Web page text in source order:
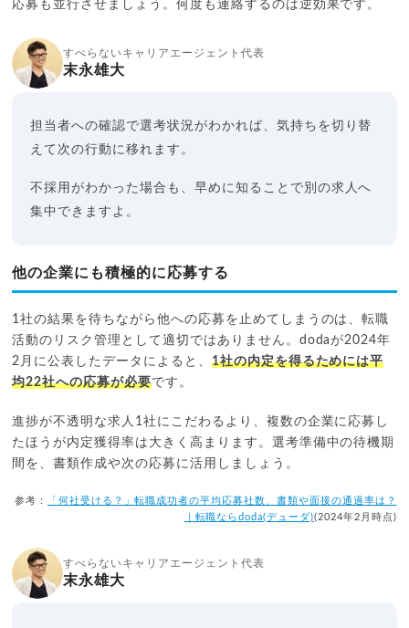
応募も並行させましょう。何度も連絡するのは逆効果です。
すべらないキャリアエージェント代表
末永雄大
担当者への確認で選考状況がわかれば、気持ちを切り替
えて次の行動に移れます。
不採用がわかった場合も、早めに知ることで別の求人へ
集中できますよ。
他の企業にも積極的に応募する
1社の結果を待ちながら他への応募を止めてしまうのは、転職
活動のリスク管理として適切ではありません。dodaが2024年
2月に公表したデータによると、 1社の内定を得るためには平
均22社への応募が必要です。
進捗が不透明な求人1社にこだわるより、複数の企業に応募し
たほうが内定獲得率は大きく高まります。選考準備中の待機期
間を、書類作成や次の応募に活用しましょう。
参考：
「何社受ける？」転職成功者の平均応募社数、書類や面接の通過率は？
｜転職ならdoda(デューダ)(2024年2月時点)
すべらないキャリアエージェント代表
末永雄大